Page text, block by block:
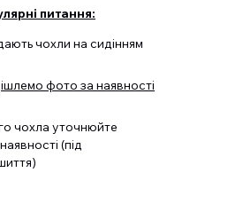
питання:
чохли на сидінням
фото за наявності
чохла уточнюйте
(під